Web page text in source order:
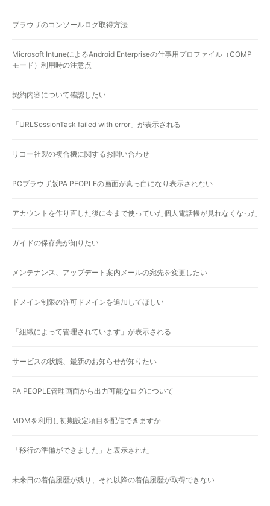
ブラウザのコンソールログ取得方法
Microsoft IntuneによるAndroid Enterpriseの仕事用プロファイル（COMP
モード）利用時の注意点
契約内容について確認したい
「URLSessionTask failed with error」が表示される
リコー社製の複合機に関するお問い合わせ
PCブラウザ版PA PEOPLEの画面が真っ白になり表示されない
アカウントを作り直した後に今まで使っていた個人電話帳が見れなくなった
ガイドの保存先が知りたい
メンテナンス、アップデート案内メールの宛先を変更したい
ドメイン制限の許可ドメインを追加してほしい
「組織によって管理されています」が表示される
サービスの状態、最新のお知らせが知りたい
PA PEOPLE管理画面から出力可能なログについて
MDMを利用し初期設定項目を配信できますか
「移行の準備ができました」と表示された
未来日の着信履歴が残り、それ以降の着信履歴が取得できない